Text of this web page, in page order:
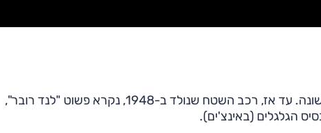
הופיע רק בסוף 1990, 42 שנים לאחר שהדגם הוצג לראשונה. עד אז, רכב השטח שנולד ב-1948, נקרא פשוט "לנד רובר",